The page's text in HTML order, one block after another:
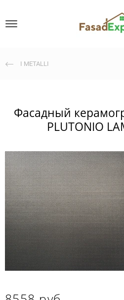
I METALLI
Фасадный
PLUTONIO